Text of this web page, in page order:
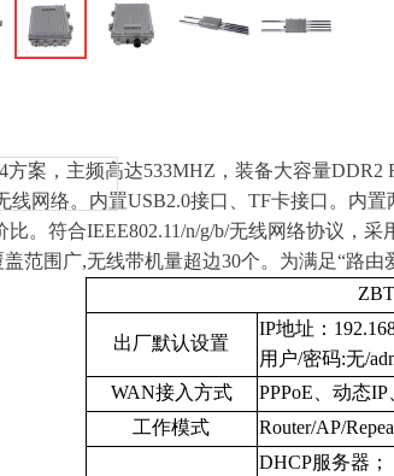
方案，主频高达533MHZ，装备大容量DDR2
线网络。内置USB2.0接口、TF卡接口。内
。符合IEEE802.11/n/g/b/无线网络协议，
范围广,无线带机量超边30个。为满足“路
出厂默认设置
IP地址：
用户/密码:无/
WAN接入方式
PPPoE、动态
工作模式
Router/AP/
DHCP服务器；